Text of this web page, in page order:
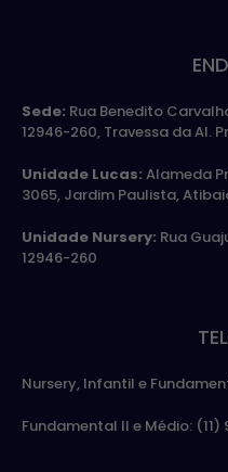
Sede: Rua Benedito
12946-260, Travessa da Al.
Unidade Lucas: Alameda
3065, Jardim Paulista,
Unidade Nursery: Rua
12946-260
Nursery, Infantil e
Fundamental II e Médio: